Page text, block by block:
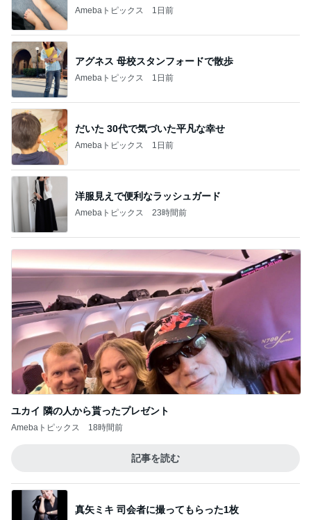
Amebaトピックス 1日前
アグネス 母校スタンフォードで散歩
Amebaトピックス 1日前
だいた 30代で気づいた平凡な幸せ
Amebaトピックス 1日前
洋服見えで便利なラッシュガード
Amebaトピックス 23時間前
ユカイ 隣の人から貰ったプレゼント
Amebaトピックス 18時間前
記事を読む
真矢ミキ 司会者に撮ってもらった1枚